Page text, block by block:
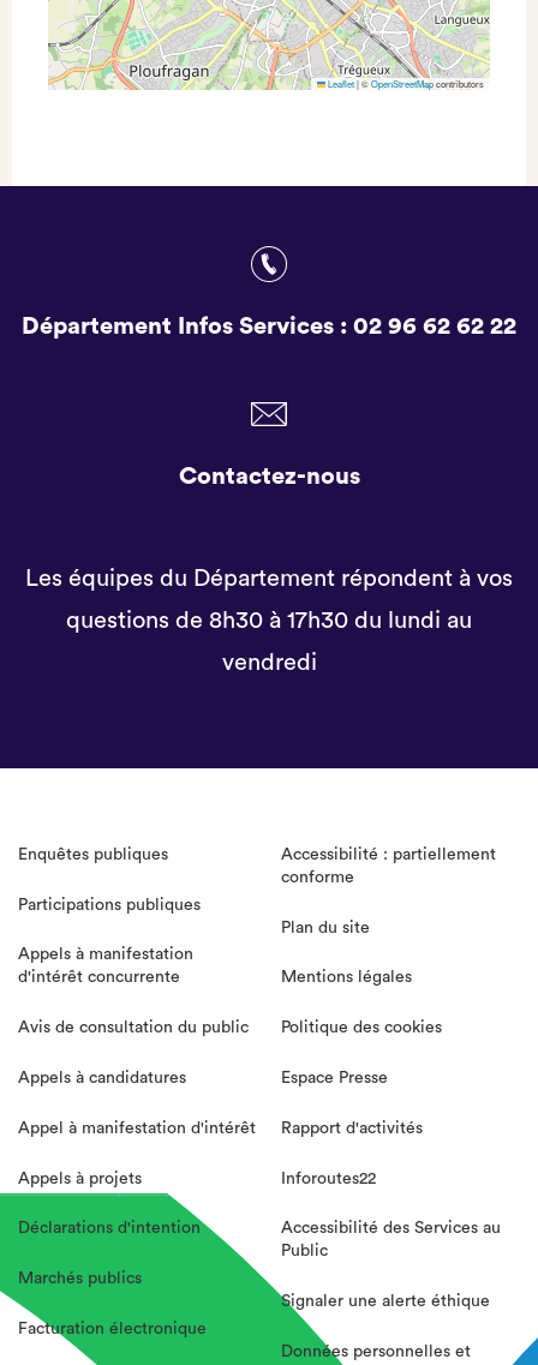
Leaflet|©OpenStreetMapcontributors
Département Infos Services : 02 96 62 62 22
Contactez-nous
Les équipes du Département répondent à vos
questions de 8h30 à 17h30 du lundi au
vendredi
Enquêtes publiques
Participations publiques
Appels à manifestation
d'intérêt concurrente
Avis de consultation du public
Appels à candidatures
Appel à manifestation d'intérêt
Appels à projets
Déclarations d'intention
Marchés publics
Facturation électronique
Accessibilité : partiellement
conforme
Plan du site
Mentions légales
Politique des cookies
Espace Presse
Rapport d'activités
Inforoutes22
Accessibilité des Services au
Public
Signaler une alerte éthique
Données personnelles et